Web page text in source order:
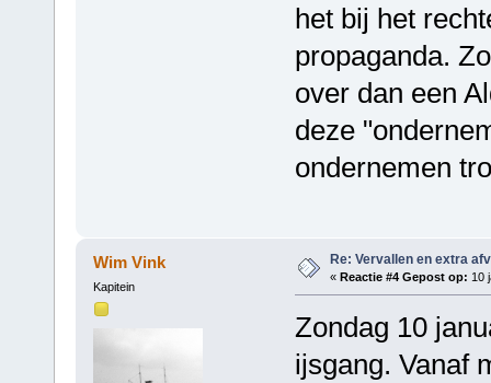
het bij het
propaganda.
over dan een
deze
ondernemen
Wim Vink
Kapitein
Re: Vervallen en extra
« Reactie #4 Gepost op: 10
Zondag 10
ijsgang. Vanaf